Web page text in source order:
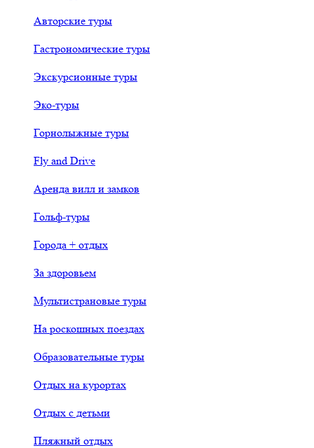
Авторские туры
Гастрономические туры
Экскурсионные туры
Эко-туры
Горнолыжные туры
Fly and Drive
Аренда вилл и замков
Гольф-туры
Города + отдых
За здоровьем
Мультистрановые туры
На роскошных поездах
Образовательные туры
Отдых на курортах
Отдых с детьми
Пляжный отдых